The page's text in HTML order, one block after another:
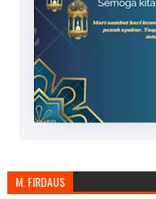
M. FIRDAUS